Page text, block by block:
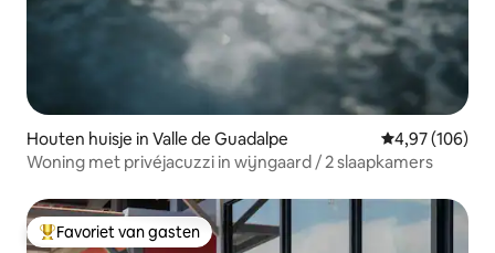
Houten huisje in Valle de Guadalpe Gemiddelde
4,97 (106)
Woning met privéjacuzzi in wijngaard / 2 slaapkamers
Topfavoriet van gasten
Favoriet van gasten